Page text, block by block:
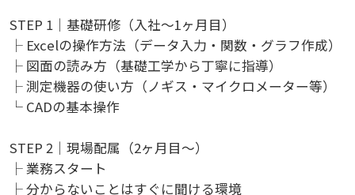
STEP 1｜基礎研修（入社～1ヶ月目）
├ Excelの操作方法（データ入力・関数・グラフ作成）
├ 図面の読み方（基礎工学から丁寧に指導）
├ 測定機器の使い方（ノギス・マイクロメーター等）
└ CADの基本操作
STEP 2｜現場配属（2ヶ月目～）
├ 業務スタート
├ 分からないことはすぐに聞ける環境